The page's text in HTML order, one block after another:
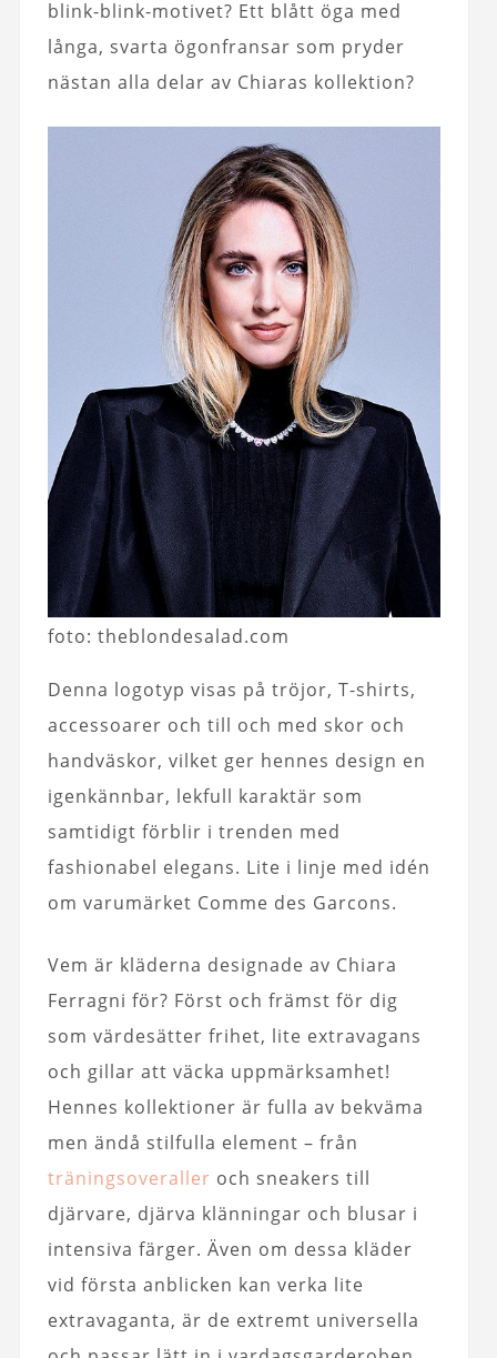
blink-blink-motivet? Ett blått öga med
långa, svarta ögonfransar som pryder
nästan alla delar av Chiaras kollektion?
foto: theblondesalad.com
Denna logotyp visas på tröjor, T-shirts,
accessoarer och till och med skor och
handväskor, vilket ger hennes design en
igenkännbar, lekfull karaktär som
samtidigt förblir i trenden med
fashionabel elegans. Lite i linje med idén
om varumärket Comme des Garcons.
Vem är kläderna designade av Chiara
Ferragni för? Först och främst för dig
som värdesätter frihet, lite extravagans
och gillar att väcka uppmärksamhet!
Hennes kollektioner är fulla av bekväma
men ändå stilfulla element – från
träningsoveraller och sneakers till
djärvare, djärva klänningar och blusar i
intensiva färger. Även om dessa kläder
vid första anblicken kan verka lite
extravaganta, är de extremt universella